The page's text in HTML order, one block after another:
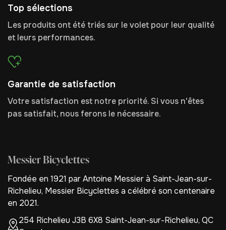
Top sélections
Les produits ont été triés sur le volet pour leur qualité
et leurs performances.
Garantie de satisfaction
Votre satisfaction est notre priorité. Si vous n'êtes
pas satisfait, nous ferons le nécessaire.
Messier Bicyclettes
Fondée en 1921 par Antoine Messier à Saint-Jean-sur-
Richelieu, Messier Bicyclettes a célébré son centenaire
en 2021.
254 Richelieu J3B 6X8 Saint-Jean-sur-Richelieu, QC